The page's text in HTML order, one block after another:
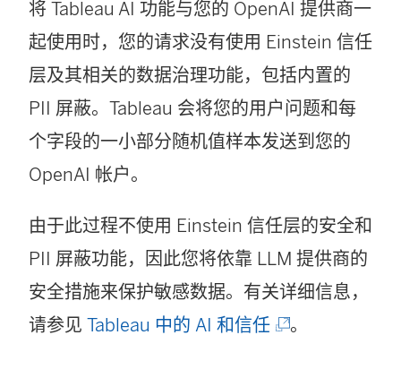
将 Tableau AI 功能与您的 OpenAI 提供商一
起使用时，您的请求没有使用 Einstein 信任
层及其相关的数据治理功能，包括内置的
PII 屏蔽。Tableau 会将您的用户问题和每
个字段的一小部分随机值样本发送到您的
OpenAI 帐户。
由于此过程不使用 Einstein 信任层的安全和
PII 屏蔽功能，因此您将依靠 LLM 提供商的
安全措施来保护敏感数据。有关详细信息，
请参见 Tableau 中的 AI 和信任(
。